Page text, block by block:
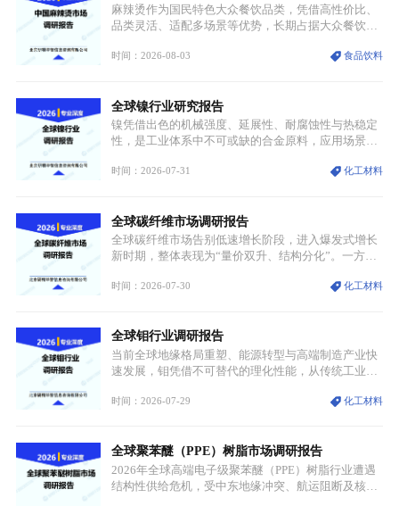
麻辣烫作为国民特色大众餐饮品类，凭借高性价比、
品类灵活、适配多场景等优势，长期占据大众餐饮重
型，叠加消费需求升级、线上流量变革、新零售业态
特点，在消费、创业、政策、技术多重驱动下，依旧
具备强劲的发展活力。
时间：2026-08-03 食品饮料
全球镍行业研究报告
镍凭借出色的机械强度、延展性、耐腐蚀性与热稳定
性，是工业体系中不可或缺的合金原料，应用场景横
用价值难以被替代。依托理化优势，镍被全球主要经
型为新能源核心战略矿产，全球产业形成“印尼掌控
资源与产能、中国主导消费与技术、工艺向低碳湿法
迭代、再生镍加速补位”的全新格局。
时间：2026-07-31 化工材料
全球碳纤维市场调研报告
全球碳纤维市场告别低速增长阶段，进入爆发式增长
新时期，整体表现为“量价双升、结构分化”。一方面
持续扩张；另一方面产品、需求、应用场景呈现明显
体规模扩张，高附加值领域与规模化工业应用形成两
大独立增长体系。
时间：2026-07-30 化工材料
全球钼行业调研报告
当前全球地缘格局重塑、能源转型与高端制造产业快
速发展，钼凭借不可替代的理化性能，从传统工业金
需格局重构、价值体系重估的新阶段。钼是典型难熔
贯穿传统工业、高端制造、军工、新能源等多个核心
产业，成为现代工业体系中不可或缺的基础材料。
时间：2026-07-29 化工材料
全球聚苯醚（PPE）树脂市场调研报告
2026年全球高端电子级聚苯醚（PPE）树脂行业遭遇
结构性供给危机，受中东地缘冲突、航运阻断及核心